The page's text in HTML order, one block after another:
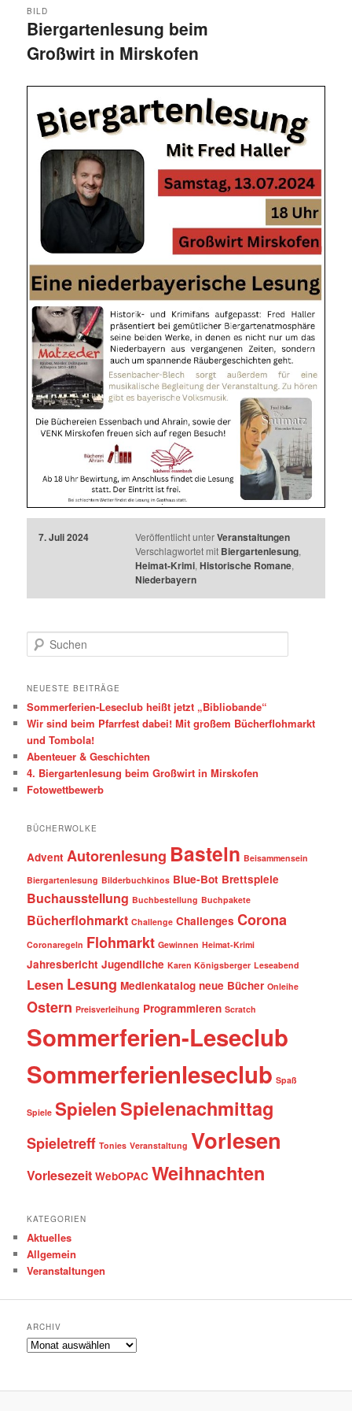
Biergartenlesung beim
Großwirt in Mirskofen
BILD
7. Juli 2024 Veröffentlicht unter Veranstaltungen
Verschlagwortet mit Biergartenlesung,
Heimat-Krimi, Historische Romane,
Niederbayern
u
h
n
NEUESTE BEITRÄGE
Sommerferien-Leseclub heißt jetzt „Bibliobande“
Wir sind beim Pfarrfest dabei! Mit großem Bücherflohmarkt
und Tombola!
Abenteuer & Geschichten
4. Biergartenlesung beim Großwirt in Mirskofen
Fotowettbewerb
BÜCHERWOLKE
Advent Autorenlesung Basteln Beisammensein
Biergartenlesung Bilderbuchkinos Blue-Bot Brettspiele
Buchausstellung Buchbestellung Buchpakete
Bücherflohmarkt Challenge Challenges Corona
Coronaregeln Flohmarkt Gewinnen Heimat-Krimi
Jahresbericht Jugendliche Karen Königsberger Leseabend
Lesen Lesung Medienkatalog neue Bücher Onleihe
Ostern Preisverleihung Programmieren Scratch
Sommerferien-Leseclub
Sommerferienleseclub Spaß
Spiele SpielenSpielenachmittag
Spieletreff Tonies Veranstaltung Vorlesen
Vorlesezeit WebOPAC Weihnachten
KATEGORIEN
Aktuelles
Allgemein
Veranstaltungen
ARCHIV
Archiv